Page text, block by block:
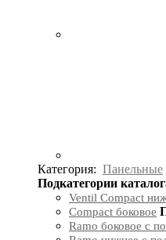
Категория: Панельные
Подкатегории
Ventil Compact
Compact боковое
Ramo боковое с